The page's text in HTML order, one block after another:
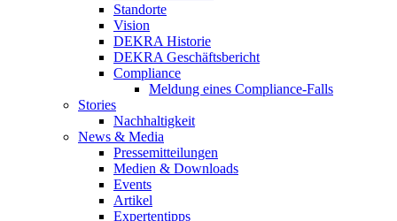
Standorte
Vision
DEKRA Historie
DEKRA Geschäftsbericht
Compliance
Meldung eines Compliance-Falls
Stories
Nachhaltigkeit
News & Media
Pressemitteilungen
Medien & Downloads
Events
Artikel
Expertentipps